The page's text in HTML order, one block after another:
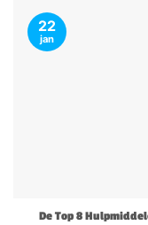
De Top 8
22
jan